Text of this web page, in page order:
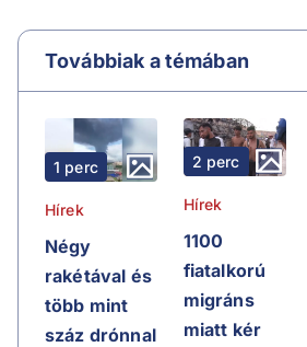
Továbbiak a témában
1 perc
Hírek
Négy
rakétával és
több mint
száz drónnal
2 perc
Hírek
1100
fiatalkorú
migráns
miatt kér